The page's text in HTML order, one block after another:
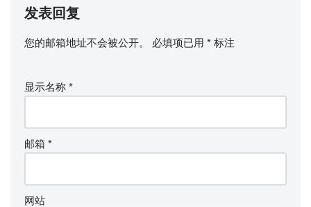
发表回复
您的邮箱地址不会被公开。 必填项已用 * 标注
显示名称 *
邮箱 *
网站